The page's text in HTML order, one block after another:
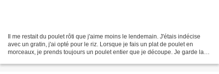
Il me restait du poulet rôti que j'aime moins le lendemain. J'étais indécise
avec un gratin, j'ai opté pour le riz. Lorsque je fais un plat de poulet en
morceaux, je prends toujours un poulet entier que je découpe. Je garde la